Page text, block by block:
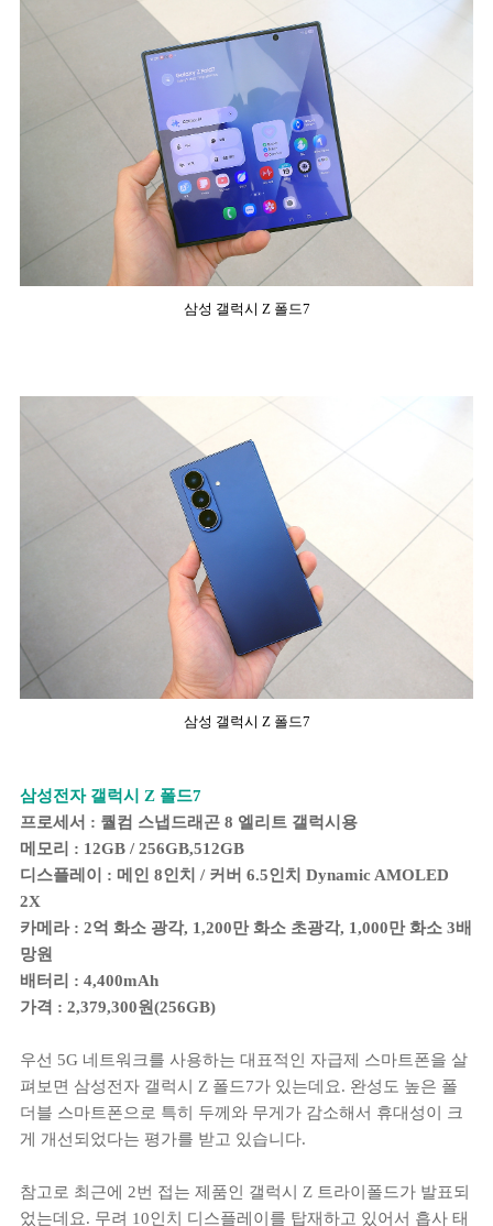
삼성 갤럭시 Z 폴드7
삼성 갤럭시 Z 폴드7
삼성전자 갤럭시 Z 폴드7
프로세서 : 퀄컴 스냅드래곤 8 엘리트 갤럭시용
메모리 : 12GB / 256GB,512GB
디스플레이 : 메인 8인치 / 커버 6.5인치 Dynamic AMOLED
2X
카메라 : 2억 화소 광각, 1,200만 화소 초광각, 1,000만 화소 3배
망원
배터리 : 4,400mAh
가격 : 2,379,300원(256GB)
우선 5G 네트워크를 사용하는 대표적인 자급제 스마트폰을 살
펴보면 삼성전자 갤럭시 Z 폴드7가 있는데요. 완성도 높은 폴
더블 스마트폰으로 특히 두께와 무게가 감소해서 휴대성이 크
게 개선되었다는 평가를 받고 있습니다.
참고로 최근에 2번 접는 제품인 갤럭시 Z 트라이폴드가 발표되
었는데요. 무려 10인치 디스플레이를 탑재하고 있어서 흡사 태